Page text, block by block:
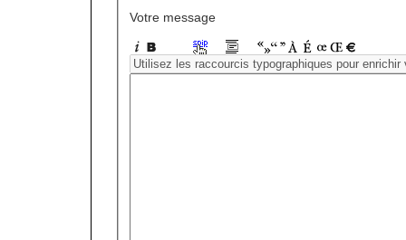
Votre message